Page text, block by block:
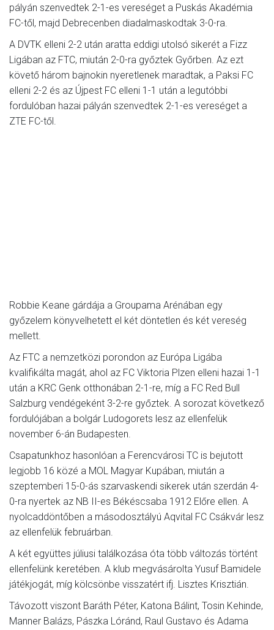
pályán szenvedtek 2-1-es vereséget a Puskás Akadémia
FC-től, majd Debrecenben diadalmaskodtak 3-0-ra.
A DVTK elleni 2-2 után aratta eddigi utolsó sikerét a Fizz
Ligában az FTC, miután 2-0-ra győztek Győrben. Az ezt
követő három bajnokin nyeretlenek maradtak, a Paksi FC
elleni 2-2 és az Újpest FC elleni 1-1 után a legutóbbi
fordulóban hazai pályán szenvedtek 2-1-es vereséget a
ZTE FC-től.
Robbie Keane gárdája a Groupama Arénában egy
győzelem könyvelhetett el két döntetlen és két vereség
mellett.
Az FTC a nemzetközi porondon az Európa Ligába
kvalifikálta magát, ahol az FC Viktoria Plzen elleni hazai 1-1
után a KRC Genk otthonában 2-1-re, míg a FC Red Bull
Salzburg vendégeként 3-2-re győztek. A sorozat következő
fordulójában a bolgár Ludogorets lesz az ellenfelük
november 6-án Budapesten.
Csapatunkhoz hasonlóan a Ferencvárosi TC is bejutott
legjobb 16 közé a MOL Magyar Kupában, miután a
szeptemberi 15-0-ás szarvaskendi sikerek után szerdán 4-
0-ra nyertek az NB II-es Békéscsaba 1912 Előre ellen. A
nyolcaddöntőben a másodosztályú Aqvital FC Csákvár lesz
az ellenfelük februárban.
A két együttes júliusi találkozása óta több változás történt
ellenfelünk keretében. A klub megvásárolta Yusuf Bamidele
játékjogát, míg kölcsönbe visszatért ifj. Lisztes Krisztián.
Távozott viszont Baráth Péter, Katona Bálint, Tosin Kehinde,
Manner Balázs, Pászka Lóránd, Raul Gustavo és Adama